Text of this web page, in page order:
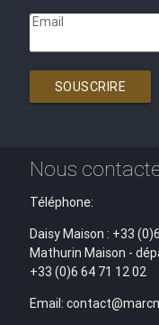
Email
SOUSCRIRE
Nous
Téléphone:
Daisy Maison : +33
Mathurin Maison -
+33 (0)6 64 71 12 02
Email: